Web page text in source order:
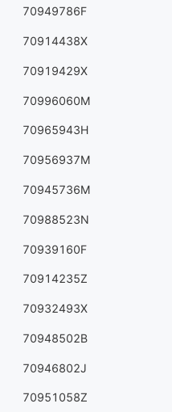
70949786F
70914438X
70919429X
70996060M
70965943H
70956937M
70945736M
70988523N
70939160F
70914235Z
70932493X
70948502B
70946802J
70951058Z